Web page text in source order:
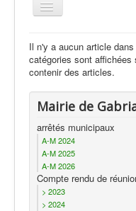
Basculer
la
Accueil
Nous contacter
Le conseil municipal
Gîtes de vacances
la Salle des Fêtes
Météo à Gabrias
Nos villages
Il n'y a aucun article
catégories sont
contenir des articles.
Mairie de
arrêtés municipaux
A-M 2024
A-M 2025
A-M 2026
Compte rendu de
> 2023
> 2024